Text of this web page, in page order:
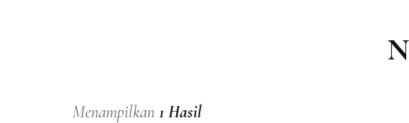
Menampilkan 1 Hasil